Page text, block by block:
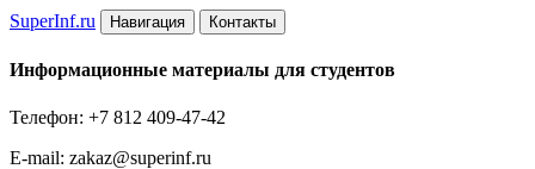
SuperInf.ru Навигация Контакты
Информационные материалы для студентов
Телефон: +7 812 409-47-42
E-mail: zakaz@superinf.ru